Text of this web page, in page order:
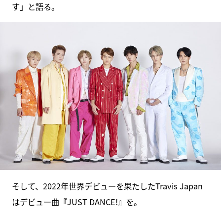
す」と語る。
そして、2022年世界デビューを果たしたTravis Japan
はデビュー曲『JUST DANCE!』を。